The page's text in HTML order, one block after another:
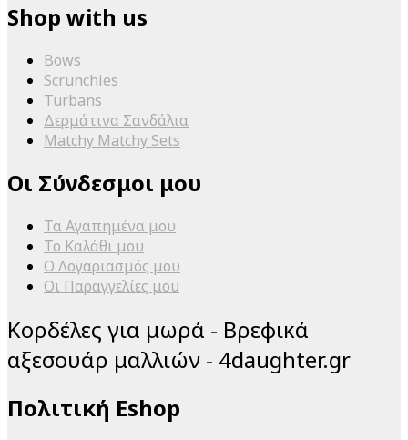
Shop with us
Bows
Scrunchies
Turbans
Δερμάτινα Σανδάλια
Matchy Matchy Sets
Οι Σύνδεσμοι μου
Τα Αγαπημένα μου
Το Καλάθι μου
Ο Λογαριασμός μου
Οι Παραγγελίες μου
Κορδέλες για μωρά - Βρεφικά
αξεσουάρ μαλλιών - 4daughter.gr
Πολιτική Eshop